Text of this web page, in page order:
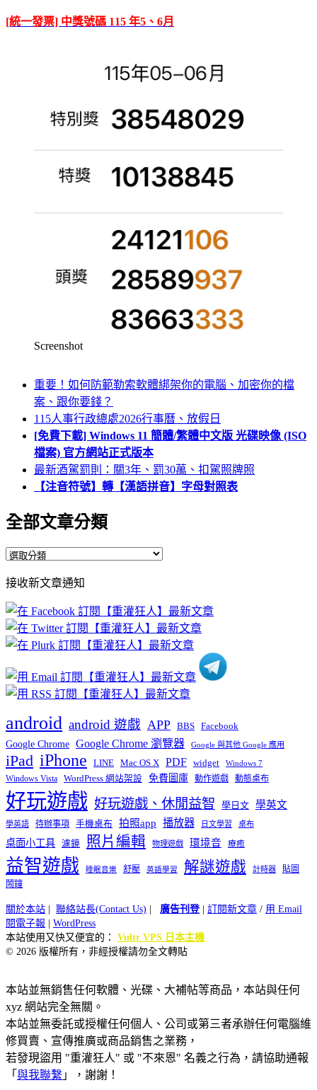
[統一發票] 中獎號碼 115 年5、6月
Screenshot
重要！如何防範勒索軟體綁架你的電腦、加密你的檔
案、跟你要錢？
115人事行政總處2026行事曆、放假日
[免費下載] Windows 11 簡體/繁體中文版 光碟映像 (ISO
檔案) 官方網站正式版本
最新酒駕罰則：關3年、罰30萬、扣駕照牌照
【注音符號】轉【漢語拼音】字母對照表
全部文章分類
全
文
章
分
類
接收新文章通知
android android 遊戲 APP BBS Facebook
Google Chrome Google Chrome 瀏覽器 Google 與其他 Google 應用
iPad iPhone LINE Mac OS X PDF widget Windows 7
Windows Vista WordPress 網站架設 免費圖庫 動作遊戲 動態桌布
好玩遊戲 好玩遊戲、休閒益智 學日文 學英文
學英語 待辦事項 手機桌布 拍照app 播放器 日文學習 桌布
桌面小工具 濾鏡 照片編輯 物理遊戲 環境音 療癒
益智遊戲 睡眠音樂 舒壓 英語學習 解謎遊戲 計時器
貼圖
鬧鐘
關於本站 | 聯絡站長(Contact Us) | 廣告刊登| 訂閱新文章 / 用 Email
閱電子報 | WordPress
本站使用又快又便宜的： Vultr VPS 日本主機
© 2026 版權所有，非經授權請勿全文轉貼
本站並無銷售任何軟體、光碟、大補帖等商品，本站與任何
xyz 網站完全無關。
本站並無委託或授權任何個人、公司或第三者承辦任何電腦維
修買賣、宣傳推廣或商品銷售之業務，
若發現盜用 "重灌狂人" 或 "不來恩" 名義之行為，請協助通報
「 與我聯繫 」，謝謝！